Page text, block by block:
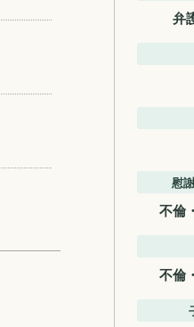
弁
慰
不倫
不倫